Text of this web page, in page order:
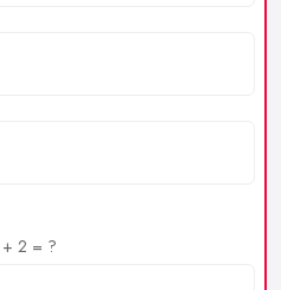
+ 2 = ?